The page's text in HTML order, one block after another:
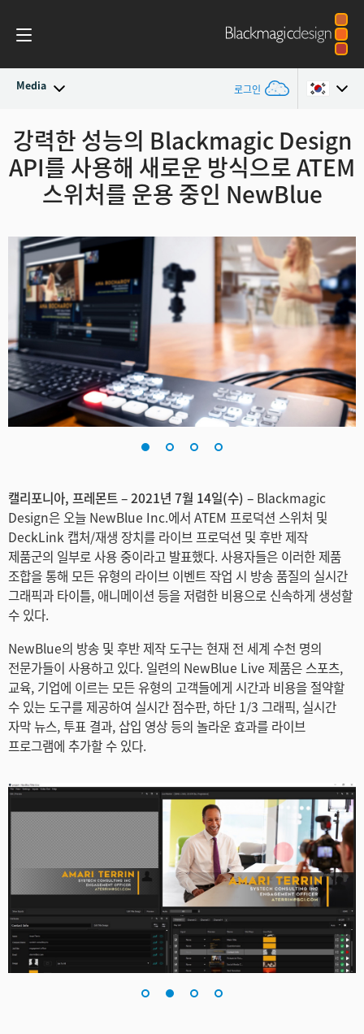
Media 로그인
최신 소식
뉴스 아카이브
Argentina
Australia
Austria
Brazil
Canada
China
Denmark
Finland
France
Hong Kong SAR, China
India
Italy
Japan
Mexico
Malaysia
Netherlands
Norway
Portugal
강력한 성능의 Blackmagic Design
API를 사용해 새로운 방식으로 ATEM
스위처를 운용 중인 NewBlue
캘리포니아, 프레몬트 – 2021년 7월 14일(수) – Blackmagic
Design은 오늘 NewBlue Inc.에서 ATEM 프로덕션 스위처 및
DeckLink 캡처/재생 장치를 라이브 프로덕션 및 후반 제작
제품군의 일부로 사용 중이라고 발표했다. 사용자들은 이러한 제품
조합을 통해 모든 유형의 라이브 이벤트 작업 시 방송 품질의 실시간
그래픽과 타이틀, 애니메이션 등을 저렴한 비용으로 신속하게 생성할
수 있다.
NewBlue의 방송 및 후반 제작 도구는 현재 전 세계 수천 명의
전문가들이 사용하고 있다. 일련의 NewBlue Live 제품은 스포츠,
교육, 기업에 이르는 모든 유형의 고객들에게 시간과 비용을 절약할
수 있는 도구를 제공하여 실시간 점수판, 하단 1/3 그래픽, 실시간
자막 뉴스, 투표 결과, 삽입 영상 등의 놀라운 효과를 라이브
프로그램에 추가할 수 있다.